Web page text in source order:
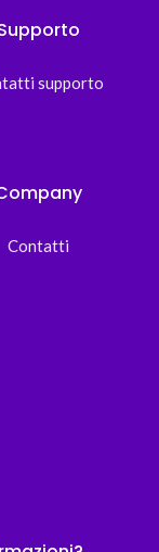
supporto
Contatti